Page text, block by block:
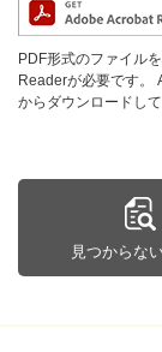
PDF形式のファイル
Readerが必要です。
からダウンロードし
見つからな